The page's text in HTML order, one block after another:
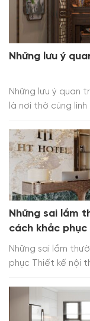
Những lưu ý
Những lưu ý quan
là nơi thờ cúng
Những sai lầm
cách khắc phục
Những sai lầm
phục Thiết kế nội